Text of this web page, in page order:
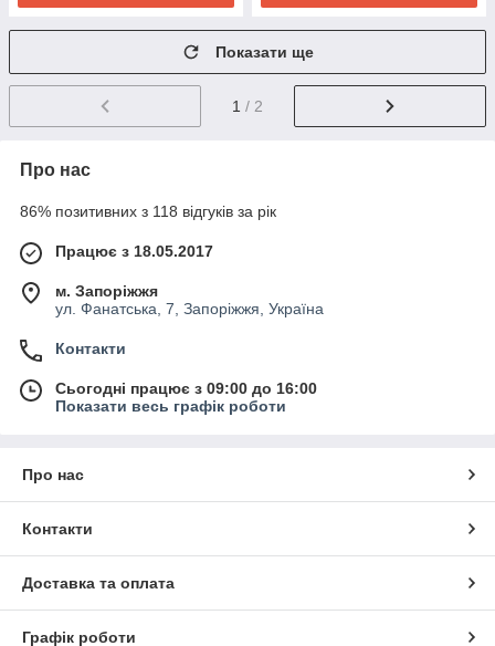
Показати ще
1 / 2
Про нас
86% позитивних з 118 відгуків за рік
Працює з 18.05.2017
м. Запоріжжя
ул. Фанатська, 7, Запоріжжя, Україна
Контакти
Сьогодні працює з 09:00 до 16:00
Показати весь графік роботи
Про нас
Контакти
Доставка та оплата
Графік роботи